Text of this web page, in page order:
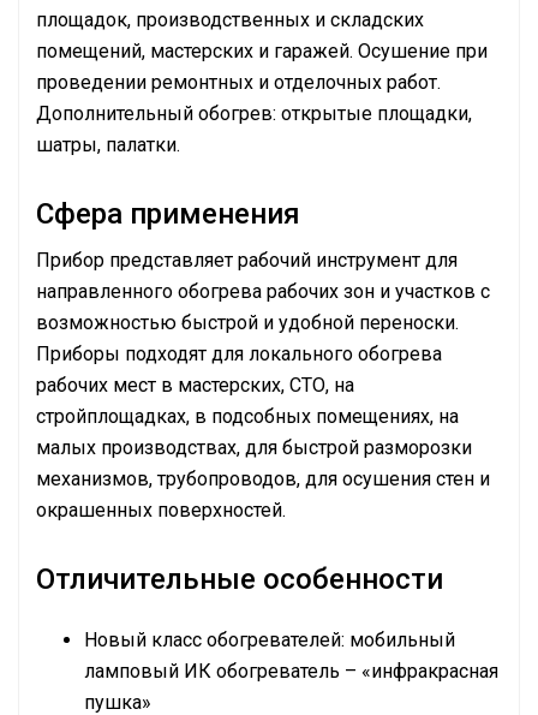
площадок, производственных и складских
помещений, мастерских и гаражей. Осушение при
проведении ремонтных и отделочных работ.
Дополнительный обогрев: открытые площадки,
шатры, палатки.
Сфера применения
Прибор представляет рабочий инструмент для
направленного обогрева рабочих зон и участков с
возможностью быстрой и удобной переноски.
Приборы подходят для локального обогрева
рабочих мест в мастерских, СТО, на
стройплощадках, в подсобных помещениях, на
малых производствах, для быстрой разморозки
механизмов, трубопроводов, для осушения стен и
окрашенных поверхностей.
Отличительные особенности
Новый класс обогревателей: мобильный
ламповый ИК обогреватель – «инфракрасная
пушка»